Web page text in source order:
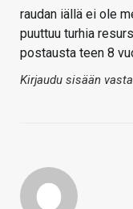
raudan iällä ei ole
puuttuu turhia
postausta teen 8
Kirjaudu sisään